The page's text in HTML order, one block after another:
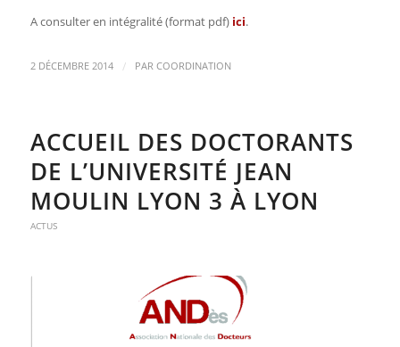
A consulter en intégralité (format pdf) ici.
2 DÉCEMBRE 2014 / PAR COORDINATION
ACCUEIL DES DOCTORANTS
DE L’UNIVERSITÉ JEAN
MOULIN LYON 3 À LYON
ACTUS